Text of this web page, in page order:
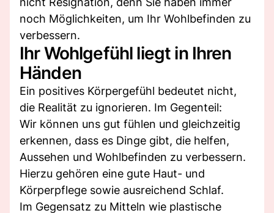
noch Möglichkeiten, um Ihr Wohlbefinden zu
verbessern.
Ihr Wohlgefühl liegt in Ihren
Händen
Ein positives Körpergefühl bedeutet nicht,
die Realität zu ignorieren. Im Gegenteil:
Wir können uns gut fühlen und gleichzeitig
erkennen, dass es Dinge gibt, die helfen,
Aussehen und Wohlbefinden zu verbessern.
Hierzu gehören eine gute Haut- und
Körperpflege sowie ausreichend Schlaf.
Im Gegensatz zu Mitteln wie plastische